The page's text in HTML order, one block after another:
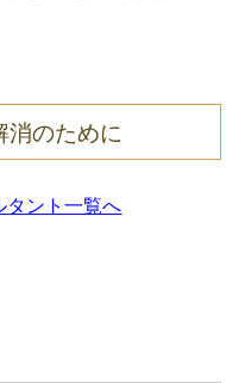
消のために
タント一覧へ